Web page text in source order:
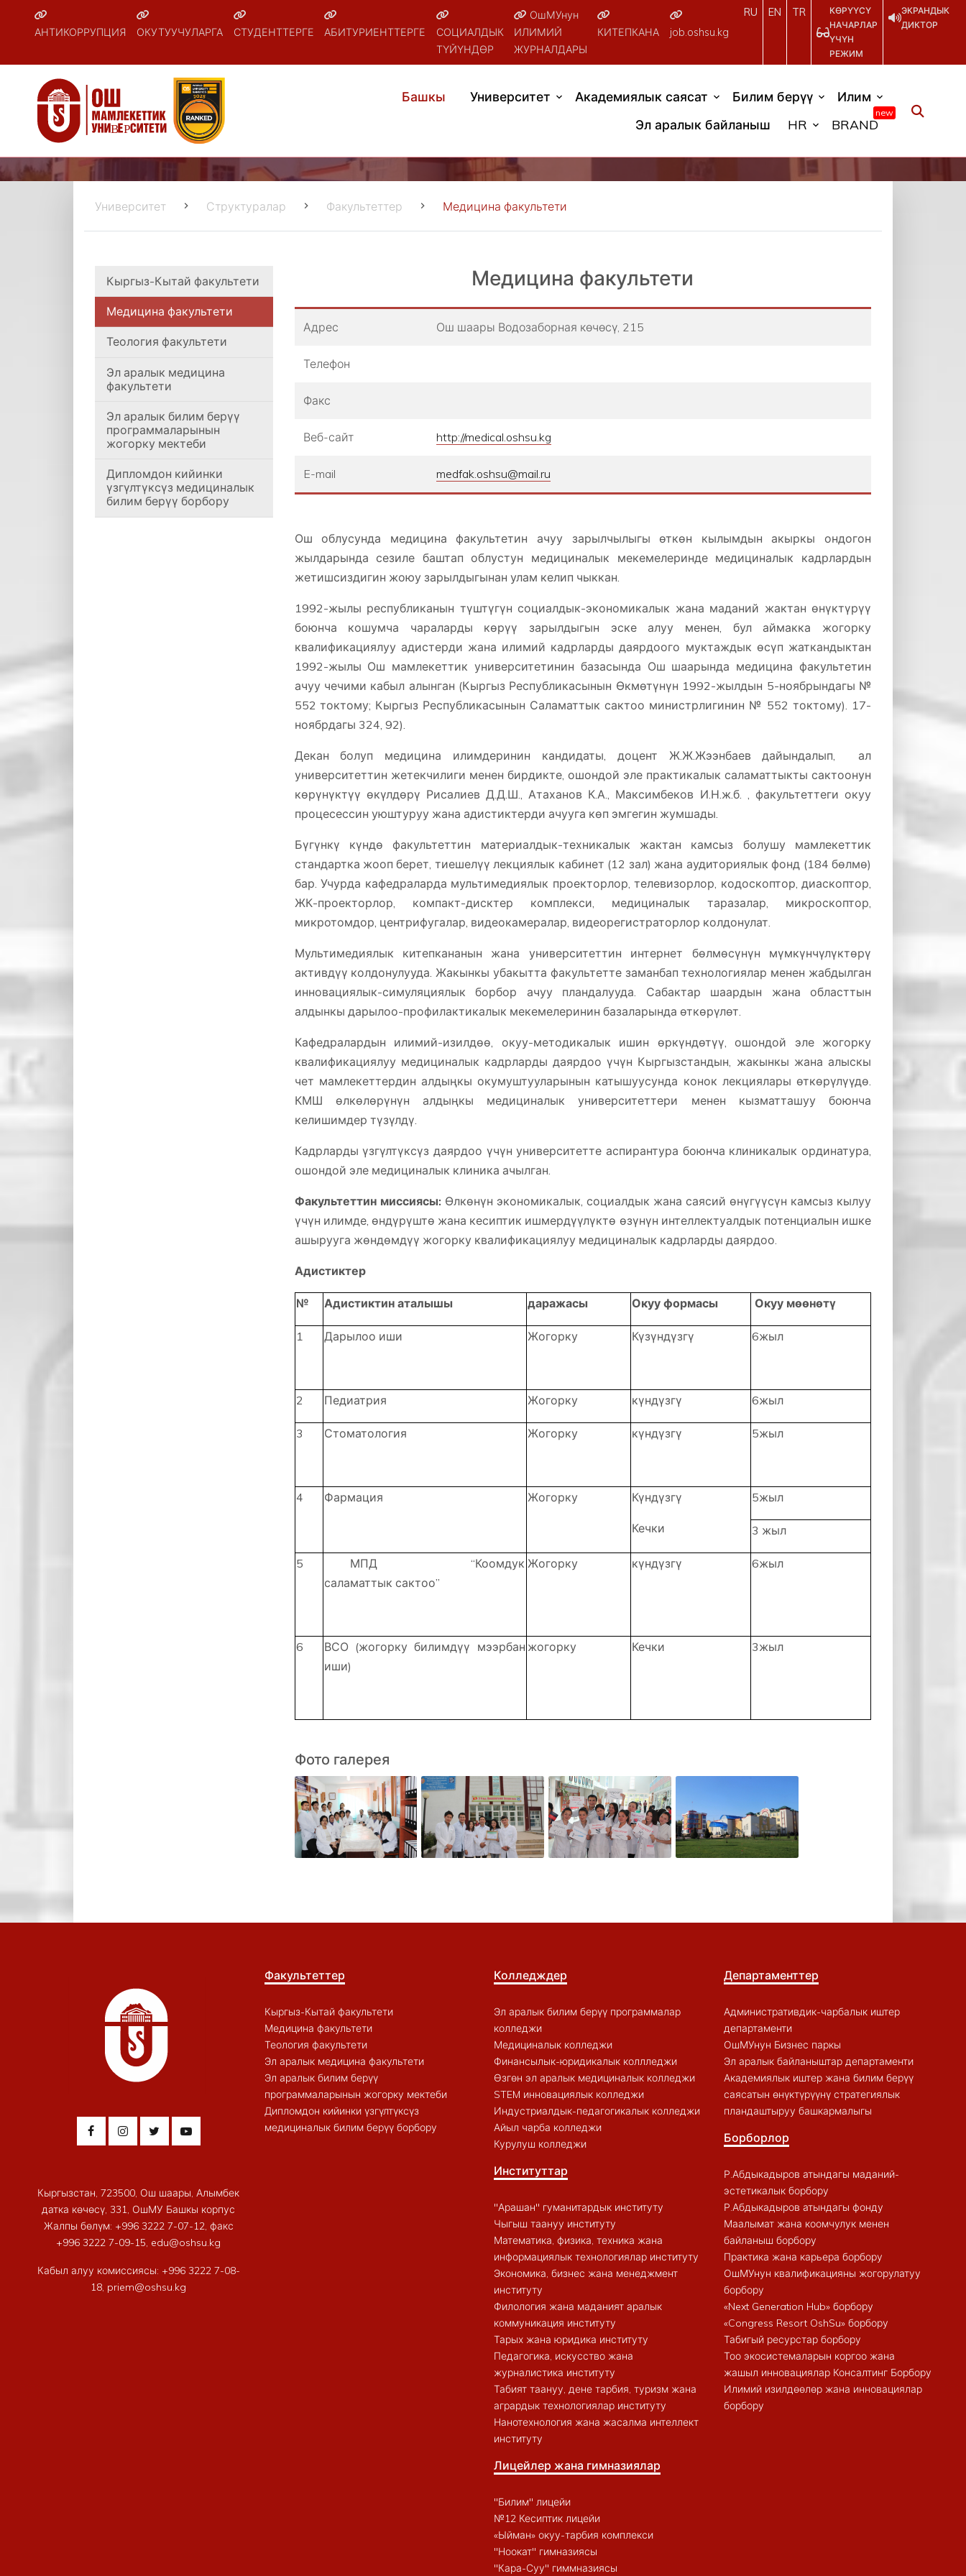
АНТИКОРРУПЦИЯ ОКУТУУЧУЛАРГА СТУДЕНТТЕРГЕ АБИТУРИЕНТТЕРГЕ
СОЦИАЛДЫК
ТҮЙҮНДӨР
ОшМУнун
ИЛИМИЙ
ЖУРНАЛДАРЫ
КИТЕПКАНА job.oshsu.kg
RU EN TR
КӨРҮҮСҮ
НАЧАРЛАР
ҮЧҮН
РЕЖИМ
ЭКРАНДЫК
ДИКТОР
Башкы Университет Академиялык саясат Билим берүү
Илим
Эл аралык байланыш
HR BRAND
new
Университет Структуралар Факультеттер Медицина факультети
Кыргыз-Кытай факультети
Медицина факультети
Теология факультети
Эл аралык медицина
факультети
Эл аралык билим берүү
программаларынын
жогорку мектеби
Дипломдон кийинки
үзгүлтүксүз медициналык
билим берүү борбору
Медицина факультети
Адрес Ош шаары ​Водозаборная көчөсү, 215
Телефон
Факс
Веб-сайт http://medical.oshsu.kg
E-mail medfak.oshsu@mail.ru
Ош облусунда медицина факультетин ачуу зарылчылыгы өткөн кылымдын акыркы ондогон
жылдарында сезиле баштап облустун медициналык мекемелеринде медициналык кадрлардын
жетишсиздигин жоюу зарылдыгынан улам келип чыккан.
1992-жылы республиканын түштүгүн социалдык-экономикалык жана маданий жактан өнүктүрүү
боюнча кошумча чараларды көрүү зарылдыгын эске алуу менен, бул аймакка жогорку
квалификациялуу адистерди жана илимий кадрларды даярдоого муктаждык өсүп жаткандыктан
1992-жылы Ош мамлекеттик университетинин базасында Ош шаарында медицина факультетин
ачуу чечими кабыл алынган (Кыргыз Республикасынын Өкмөтүнүн 1992-жылдын 5-ноябрындагы №
552 токтому; Кыргыз Республикасынын Саламаттык сактоо министрлигинин № 552 токтому). 17-
ноябрдагы 324, 92).
Декан болуп медицина илимдеринин кандидаты, доцент Ж.Ж.Жээнбаев дайындалып, ал
университеттин жетекчилиги менен бирдикте, ошондой эле практикалык саламаттыкты сактоонун
көрүнүктүү өкүлдөрү Рисалиев Д.Д.Ш., Атаханов К.А., Максимбеков И.Н.ж.б. , факультеттеги окуу
процесессин уюштуруу жана адистиктерди ачууга көп эмгегин жумшады.
Бүгүнкү күндө факультеттин материалдык-техникалык жактан камсыз болушу мамлекеттик
стандартка жооп берет, тиешелүү лекциялык кабинет (12 зал) жана аудиториялык фонд (184 бөлмө)
бар. Учурда кафедраларда мультимедиялык проекторлор, телевизорлор, кодоскоптор, диаскоптор,
ЖК-проекторлор, компакт-дисктер комплекси, медициналык таразалар, микроскоптор,
микротомдор, центрифугалар, видеокамералар, видеорегистраторлор колдонулат.
Мультимедиялык китепкананын жана университеттин интернет бөлмөсүнүн мүмкүнчүлүктөрү
активдүү колдонулууда. Жакынкы убакытта факультетте заманбап технологиялар менен жабдылган
инновациялык-симуляциялык борбор ачуу пландалууда. Сабактар ​​шаардын жана областтын
алдынкы дарылоо-профилактикалык мекемелеринин базаларында өткөрүлөт.
Кафедралардын илимий-изилдөө, окуу-методикалык ишин өркүндөтүү, ошондой эле жогорку
квалификациялуу медициналык кадрларды даярдоо үчүн Кыргызстандын, жакынкы жана алыскы
чет мамлекеттердин алдыңкы окумуштууларынын катышуусунда конок лекциялары өткөрүлүүдө.
КМШ өлкөлөрүнүн алдыңкы медициналык университеттери менен кызматташуу боюнча
келишимдер түзүлдү.
Кадрларды үзгүлтүксүз даярдоо үчүн университетте аспирантура боюнча клиникалык ординатура,
ошондой эле медициналык клиника ачылган.
Факультеттин миссиясы: Өлкөнүн экономикалык, социалдык жана саясий өнүгүүсүн камсыз кылуу
үчүн илимде, өндүрүштө жана кесиптик ишмердүүлүктө өзүнүн интеллектуалдык потенциалын ишке
ашырууга жөндөмдүү жогорку квалификациялуу медициналык кадрларды даярдоо.
Адистиктер
№ Адистиктин аталышы даражасы Окуу формасы Окуу мөөнөтү
1 Дарылоо иши Жогорку Күзүндүзгү 6жыл
2 Педиатрия Жогорку күндүзгү 6жыл
3 Стоматология Жогорку күндүзгү 5жыл
4 Фармация Жогорку Күндүзгү
Кечки
5жыл
3 жыл
5
МПД “Коомдук
саламаттык сактоо”
Жогорку күндүзгү 6жыл
6
ВСО (жогорку билимдүү мээрбан
иши)
жогорку Кечки 3жыл
Фото галерея
Кыргызстан, 723500, Ош шаары, Алымбек
датка көчөсү, 331, ОшМУ Башкы корпус
Жалпы бөлүм: +996 3222 7-07-12, факс
+996 3222 7-09-15, edu@oshsu.kg
Кабыл алуу комиссиясы: +996 3222 7-08-
18, priem@oshsu.kg
Факультеттер
Кыргыз-Кытай факультети
Медицина факультети
Теология факультети
Эл аралык медицина факультети
Эл аралык билим берүү
программаларынын жогорку мектеби
Дипломдон кийинки үзгүлтүксүз
медициналык билим берүү борбору
Колледждер
Эл аралык билим берүү программалар
колледжи
Медициналык колледжи
Финансылык-юридикалык коллледжи
Өзгөн эл аралык медициналык колледжи
STEM инновациялык колледжи
Индустриалдык-педагогикалык колледжи
Айыл чарба колледжи
Курулуш колледжи
Институттар
"Арашан" гуманитардык институту
Чыгыш таануу институту
Математика, физика, техника жана
информациялык технологиялар институту
Экономика, бизнес жана менеджмент
институту
Филология жана маданият аралык
коммуникация институту
Тарых жана юридика институту
Педагогика, искусство жана
журналистика институту
Табият таануу, дене тарбия, туризм жана
агрардык технологиялар институту
Нанотехнология жана жасалма интеллект
институту
Лицейлер жана гимназиялар
"Билим" лицейи
№12 Кесиптик лицейи
«Ыйман» окуу-тарбия комплекси
"Ноокат" гимназиясы
"Кара-Суу" гиммназиясы
Департаменттер
Административдик-чарбалык иштер
департаменти
ОшМУнун Бизнес паркы
Эл аралык байланыштар департаменти
Академиялык иштер жана билим берүү
саясатын өнүктүрүүнү стратегиялык
пландаштыруу башкармалыгы
Борборлор
Р.Абдыкадыров атындагы маданий-
эстетикалык борбору
Р.Абдыкадыров атындагы фонду
Маалымат жана коомчулук менен
байланыш борбору
Практика жана карьера борбору
ОшМУнун квалификацияны жогорулатуу
борбору
«Next Generation Hub» борбору
«Congress Resort OshSu» борбору
Табигый ресурстар борбору
Тоо экосистемаларын коргоо жана
жашыл инновациялар Консалтинг Борбору
Илимий изилдөөлөр жана инновациялар
борбору